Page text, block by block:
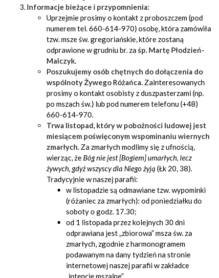
Informacje bieżące i przypomnienia:
Uprzejmie prosimy o kontakt z proboszczem (pod
numerem tel. 660-614-970) osobę, która zamówiła
tzw. msze św. gregoriańskie, które zostaną
odprawione w grudniu br. zaśp. Martę Płodzień-
Malczyk.
Poszukujemy osób chętnych do dołączenia do
wspólnoty Żywego Różańca. Zainteresowanych
prosimy o kontakt osobisty z duszpasterzami (np.
po mszach św.) lub pod numerem telefonu (+48)
660-614-970.
Trwa listopad, który w pobożności ludowej jest
miesiącem poświęconym wspominaniu wiernych
zmarłych. Za zmarłych modlimy się z ufnością,
wierząc, że Bóg nie jest [Bogiem] umarłych, lecz
żywych, gdyż wszyscy dla Niego żyją (Łk 20, 38).
Tradycyjnie w naszej parafii:
w listopadzie są odmawiane tzw. wypominki
(różaniec za zmarłych): od poniedziałku do
soboty o godz. 17.30;
od 1 listopada przez kolejnych 30 dni
odprawiana jest „zbiorowa” msza św. za
zmarłych, zgodnie z harmonogramem
podawanym na dany tydzień na stronie
internetowej naszej parafii w zakładce
„intencje mszalne”